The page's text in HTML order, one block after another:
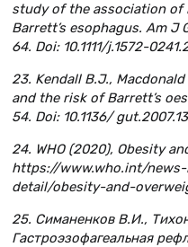
study of the association of
Barrett’s esophagus. Am J
64. Doi: 10.1111/j.1572-
23. Kendall B.J.,
and the risk of Barrett’s
54. Doi: 10.1136/
24. WHO (2020), Obesity
https://www.who.int/
detail/obesity-and-
25. Симаненков В.И.,
Гастроэзофагеальная